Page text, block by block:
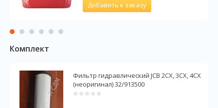
Добавить к заказу
Комплект
Фильтр гидравлический JCB 2CX, 3CX, 4CX
(неоригинал) 32/913500